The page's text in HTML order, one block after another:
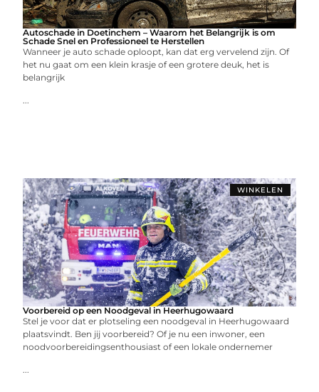
Autoschade in Doetinchem – Waarom het Belangrijk is om
Schade Snel en Professioneel te Herstellen
Wanneer je auto schade oploopt, kan dat erg vervelend zijn. Of
het nu gaat om een klein krasje of een grotere deuk, het is
belangrijk
...
WINKELEN
Voorbereid op een Noodgeval in Heerhugowaard
Stel je voor dat er plotseling een noodgeval in Heerhugowaard
plaatsvindt. Ben jij voorbereid? Of je nu een inwoner, een
noodvoorbereidingsenthousiast of een lokale ondernemer
...